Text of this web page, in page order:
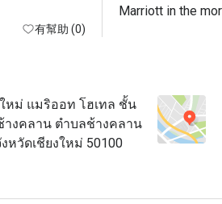
有幫助 (0)
Marriott in the
หม่ แมริออท โฮเทล ชั้น
างคลาน ตำบลช้างคลาน
หวัดเชียงใหม่ 50100